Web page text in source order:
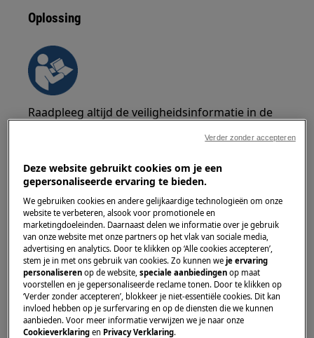
Oplossing
Raadpleeg altijd de veiligheidsinformatie in de
u een reparatie of onderhoud uitvoert.
https://www.electrolux.com/support/user-manuals/
WAARSCHUWING!GEVAAR VOOR ELEKTRISCHE
SCHOK
Schakel het apparaat uit en trek de stekker uit
het stopcontact voordat u enige reparatie of
onderhoud uitvoert.
Deze website gebruikt cookies om je een
gepersonaliseerde ervaring te bieden.
We gebruiken cookies en andere gelijkaardige technologieën om onze
website te verbeteren, alsook voor promotionele en
marketingdoeleinden. Daarnaast delen we informatie over je gebruik
van onze website met onze partners op het vlak van sociale media,
advertising en analytics. Door te klikken op ‘Alle cookies accepteren’,
stem je in met ons gebruik van cookies. Zo kunnen weje ervaring
personaliseren op de website,speciale aanbiedingen op maat
voorstellen en je gepersonaliseerde reclame tonen. Door te klikken op
‘Verder zonder accepteren’, blokkeer je niet-essentiële cookies. Dit kan
invloed hebben op je surfervaring en op de diensten die we kunnen
aanbieden. Voor meer informatie verwijzen we je naar onze
Cookieverklaring en Privacy Verklaring.
Verder zonder accepteren